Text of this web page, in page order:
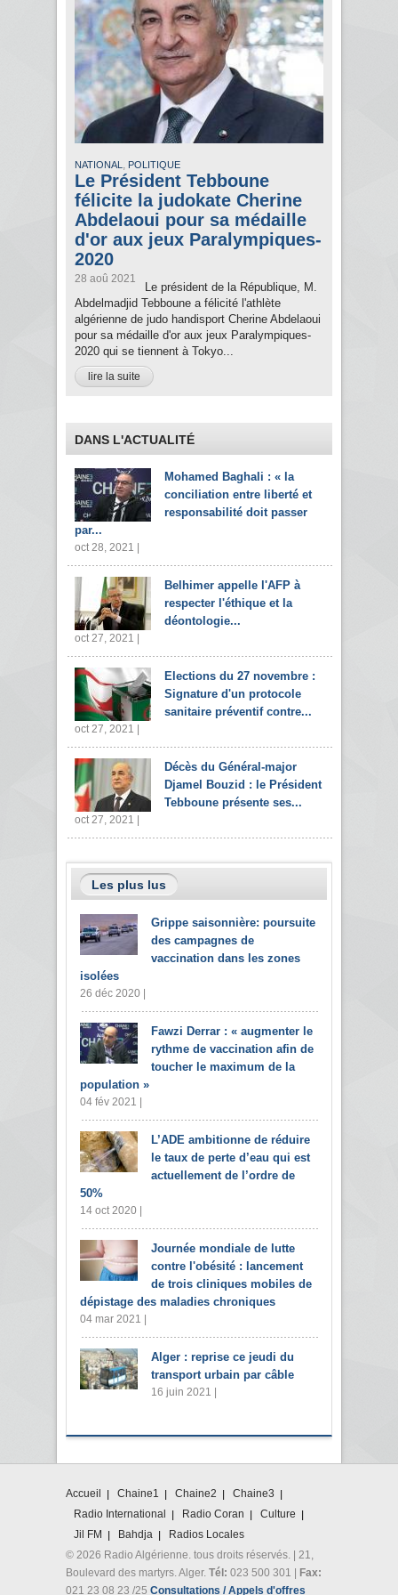
NATIONAL , POLITIQUE
Le Président Tebboune
félicite la judokate Cherine
Abdelaoui pour sa médaille
d'or aux jeux Paralympiques-
2020
28 aoû 2021
Le président de la République, M.
Abdelmadjid Tebboune a félicité l'athlète
algérienne de judo handisport Cherine Abdelaoui
pour sa médaille d'or aux jeux Paralympiques-
2020 qui se tiennent à Tokyo...
lire la suite
DANS L'ACTUALITÉ
Mohamed Baghali : « la
conciliation entre liberté et
responsabilité doit passer
par...
oct 28, 2021 |
Belhimer appelle l'AFP à
respecter l'éthique et la
déontologie...
oct 27, 2021 |
Elections du 27 novembre :
Signature d'un protocole
sanitaire préventif contre...
oct 27, 2021 |
Décès du Général-major
Djamel Bouzid : le Président
Tebboune présente ses...
oct 27, 2021 |
Les plus lus
Grippe saisonnière: poursuite
des campagnes de
vaccination dans les zones
isolées
26 déc 2020 |
Fawzi Derrar : « augmenter le
rythme de vaccination afin de
toucher le maximum de la
population »
04 fév 2021 |
L’ADE ambitionne de réduire
le taux de perte d’eau qui est
actuellement de l’ordre de
50%
14 oct 2020 |
Journée mondiale de lutte
contre l'obésité : lancement
de trois cliniques mobiles de
dépistage des maladies chroniques
04 mar 2021 |
Alger : reprise ce jeudi du
transport urbain par câble
16 juin 2021 |
Accueil Chaine1 Chaine2
Chaine3
Radio International
Radio Coran
Culture
Jil FM
Bahdja
Radios Locales
© 2026 Radio Algérienne. tous droits réservés. | 21,
Boulevard des martyrs. Alger. Tél: 023 500 301 |
Fax:
021 23 08 23 /25 Consultations / Appels d'offres